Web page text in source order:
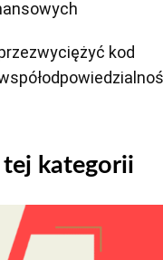
kod
tej kategorii